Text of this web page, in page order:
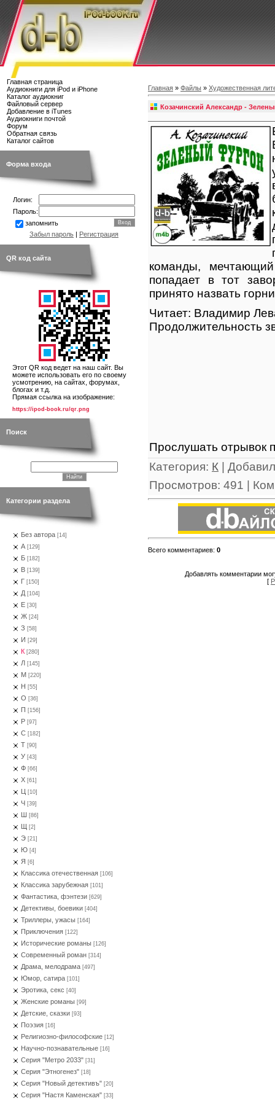
Главная страница
Аудиокниги для iPod и iPhone
Каталог аудиокниг
Файловый сервер
Добавление в iTunes
Аудиокниги почтой
Форум
Обратная связь
Каталог сайтов
Форма входа
Логин:
Пароль:
запомнить
Забыл пароль | Регистрация
QR код сайта
Этот QR код ведет на наш сайт. Вы
можете использовать его по своему
усмотрению, на сайтах, форумах,
блогах и т.д.
Прямая ссылка на изображение:
https://ipod-book.ru/qr.png
Поиск
Категории раздела
Без автора [14]
А [129]
Б [182]
В [139]
Г [150]
Д [104]
Е [30]
Ж [24]
З [58]
И [29]
К [280]
Л [145]
М [220]
Н [55]
О [36]
П [156]
Р [97]
С [182]
Т [90]
У [43]
Ф [66]
Х [61]
Ц [10]
Ч [39]
Ш [86]
Щ [2]
Э [21]
Ю [4]
Я [6]
Классика отечественная [106]
Классика зарубежная [101]
Фантастика, фэнтези [629]
Детективы, боевики [404]
Триллеры, ужасы [164]
Приключения [122]
Исторические романы [126]
Современный роман [314]
Драма, мелодрама [497]
Юмор, сатира [101]
Эротика, секс [40]
Женские романы [99]
Детские, сказки [93]
Поэзия [16]
Религиозно-философские [12]
Научно-познавательные [16]
Серия "Метро 2033" [31]
Серия "Этногенез" [18]
Серия "Новый детективъ" [20]
Серия "Настя Каменская" [33]
Главная » Файлы » Художественная
Козачинский Александр -
команды,
попадает в тот
принято назвать
Читает: Владимир
Продолжительность
Прослушать отрывок
Категория: К | Добавил
Просмотров: 491 |
Всего комментариев: 0
Добавлять комментарии
[